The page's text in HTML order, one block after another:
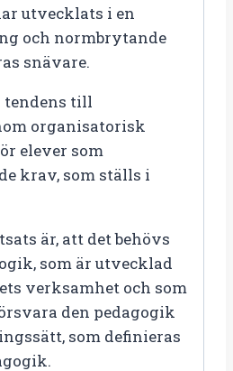
utvecklats i en
och normbrytande
snävare.
tendens till
organisatorisk
elever som
krav, som ställs i
är, att det behövs
som är utvecklad
verksamhet och som
den pedagogik
som definieras